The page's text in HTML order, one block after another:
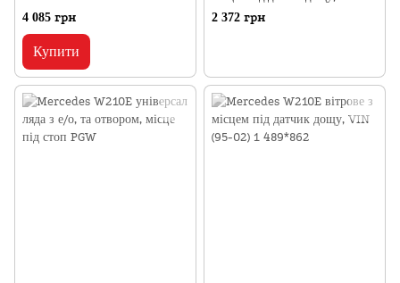
4 085 грн
Купити
(95-02) 1 489*862
2 372 грн